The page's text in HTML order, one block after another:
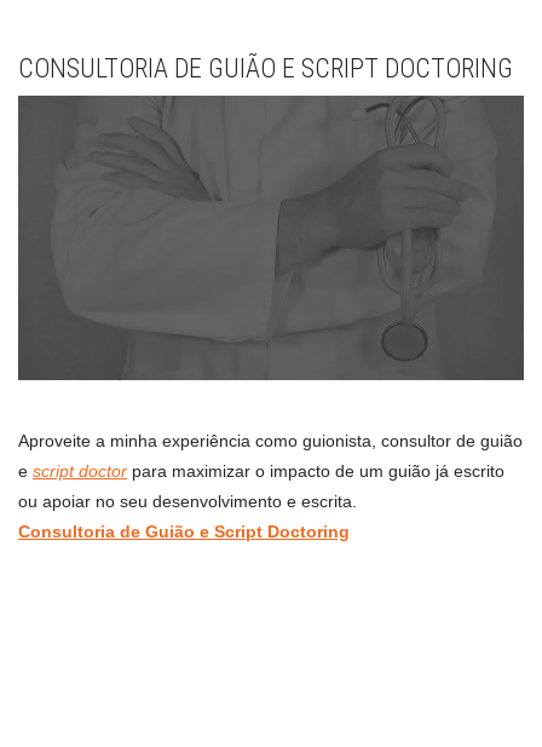
CONSULTORIA DE GUIÃO E SCRIPT DOCTORING
Aproveite a minha experiência como guionista, consultor de guião
e script doctor para maximizar o impacto de um guião já escrito
ou apoiar no seu desenvolvimento e escrita.
Consultoria de Guião e Script Doctoring